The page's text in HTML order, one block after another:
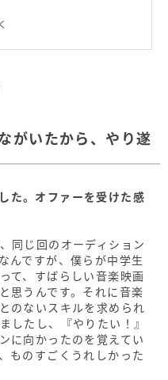
がいたから、やり遂
た。オファーを受けた感
同じ回のオーディション
んですが、僕らが中学生
て、すばらしい音楽映画
思うんです。それに音楽
のないスキルを求められ
したし、『やりたい！』
に向かったのを覚えてい
ものすごくうれしかった